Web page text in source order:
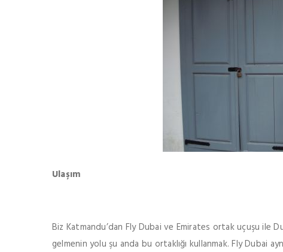
Ulaşım
Biz Katmandu’dan Fly Dubai ve Emirates ortak uçuşu ile
gelmenin yolu şu anda bu ortaklığı kullanmak. Fly Dubai